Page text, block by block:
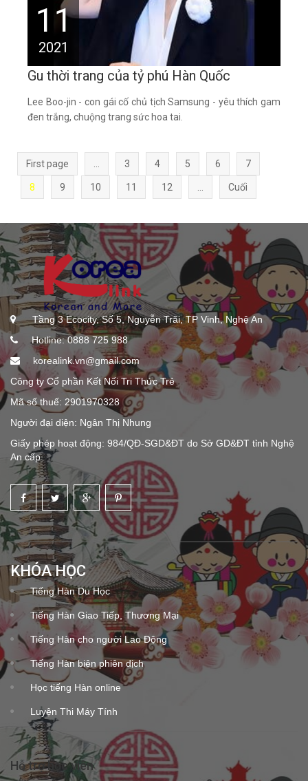
11
2021
Gu thời trang của tỷ phú Hàn Quốc
Lee Boo-jin - con gái cố chủ tịch Samsung - yêu thích gam
đen trắng, chuộng trang sức hoa tai.
First page 3 4 5 6 7
8 9 10 11 12 Cuối
Tầng 3 Ecocity, Số 5, Nguyễn Trãi, TP Vinh, Nghệ An
Hotline: 0888 725 988
korealink.vn@gmail.com
Công ty Cổ phần Kết Nối Tri Thức Trẻ
Mã số thuế: 2901970328
Người đại diện: Ngân Thị Nhung
Giấy phép hoạt động: 984/QĐ-SGD&ĐT do Sở GD&ĐT tỉnh Nghệ
An cấp
KHÓA HỌC
Tiếng Hàn Du Học
Tiếng Hàn Giao Tiếp, Thương Mại
Tiếng Hàn cho người Lao Động
Tiếng Hàn biên phiên dịch
Học tiếng Hàn online
Luyện Thi Máy Tính
Hỗ trợ học viên